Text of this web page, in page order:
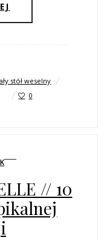
stół weselny
0
// 10